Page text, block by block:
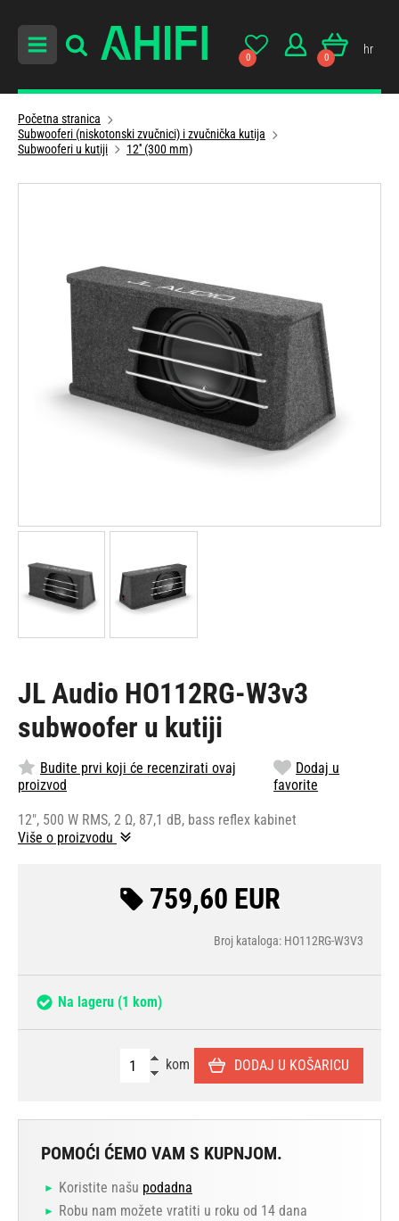
0 0
hr
Početna stranica
Subwooferi (niskotonski zvučnici) i zvučnička kutija
Subwooferi u kutiji
12'' (300 mm)
JL Audio HO112RG-W3v3
subwoofer u kutiji
Budite prvi koji će recenzirati ovaj
proizvod
Dodaj u
favorite
12", 500 W RMS, 2 Ω, 87,1 dB, bass reflex kabinet
Više o proizvodu
759,60 EUR
Broj kataloga: HO112RG-W3V3
Na lageru (1 kom)
kom DODAJ U KOŠARICU
POMOĆI ĆEMO VAM S KUPNJOM.
Koristite našu podadna
Robu nam možete vratiti u roku od 14 dana